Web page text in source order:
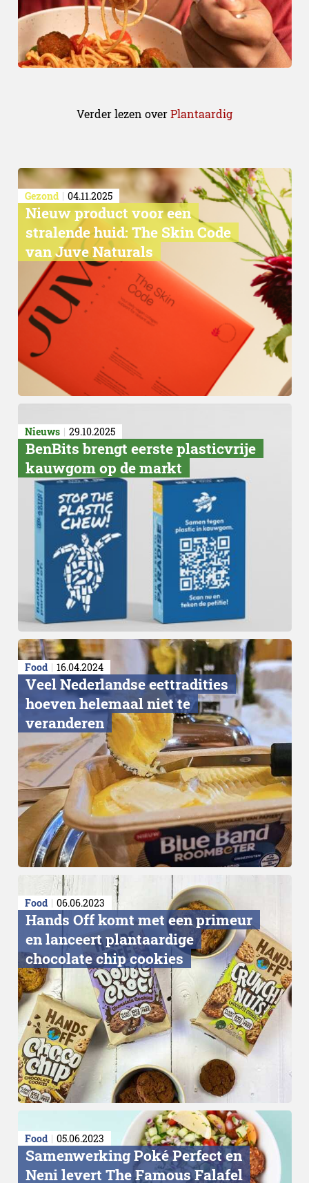
Verder lezen overPlantaardig
Gezond 04.11.2025
Nieuw product voor een
stralende huid: The Skin Code
van Juve Naturals
Nieuws 29.10.2025
BenBits brengt eerste plasticvrije
kauwgom op de markt
Food 16.04.2024
Veel Nederlandse eettradities
hoeven helemaal niet te
veranderen
Food 06.06.2023
Hands Off komt met een primeur
en lanceert plantaardige
chocolate chip cookies
Food 05.06.2023
Samenwerking Poké Perfect en
Neni levert The Famous Falafel